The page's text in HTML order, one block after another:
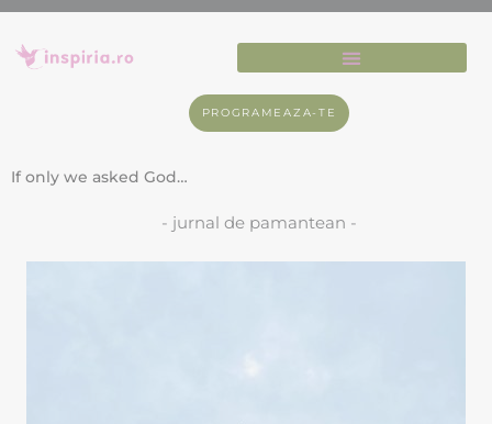
PROGRAMEAZA-TE
If only we asked God…
- jurnal de pamantean -